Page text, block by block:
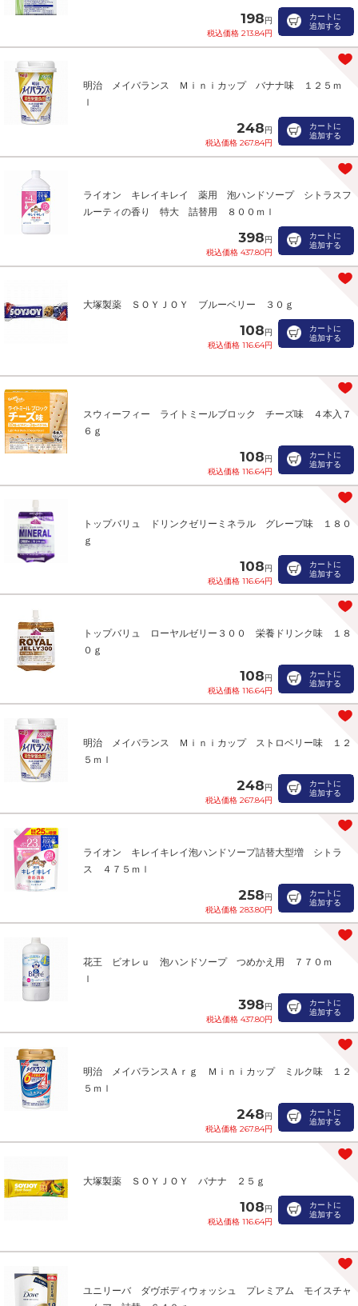
198円
税込価格 213.84円
カートに
追加する
明治 メイバランス Ｍｉｎｉカップ バナナ味 １２５ｍ
ｌ
248円
税込価格 267.84円
カートに
追加する
ライオン キレイキレイ 薬用 泡ハンドソープ シトラスフ
ルーティの香り 特大 詰替用 ８００ｍｌ
398円
税込価格 437.80円
カートに
追加する
大塚製薬 ＳＯＹＪＯＹ ブルーベリー ３０ｇ
108円
税込価格 116.64円
カートに
追加する
スウィーフィー ライトミールブロック チーズ味 ４本入７
６ｇ
108円
税込価格 116.64円
カートに
追加する
トップバリュ ドリンクゼリーミネラル グレープ味 １８０
ｇ
108円
税込価格 116.64円
カートに
追加する
トップバリュ ローヤルゼリー３００ 栄養ドリンク味 １８
０ｇ
108円
税込価格 116.64円
カートに
追加する
明治 メイバランス Ｍｉｎｉカップ ストロベリー味 １２
５ｍｌ
248円
税込価格 267.84円
カートに
追加する
ライオン キレイキレイ泡ハンドソープ詰替大型増 シトラ
ス ４７５ｍｌ
258円
税込価格 283.80円
カートに
追加する
花王 ビオレｕ 泡ハンドソープ つめかえ用 ７７０ｍ
ｌ
398円
税込価格 437.80円
カートに
追加する
明治 メイバランスＡｒｇ Ｍｉｎｉカップ ミルク味 １２
５ｍｌ
248円
税込価格 267.84円
カートに
追加する
大塚製薬 ＳＯＹＪＯＹ バナナ ２５ｇ
108円
税込価格 116.64円
カートに
追加する
ユニリーバ ダヴボディウォッシュ プレミアム モイスチャ